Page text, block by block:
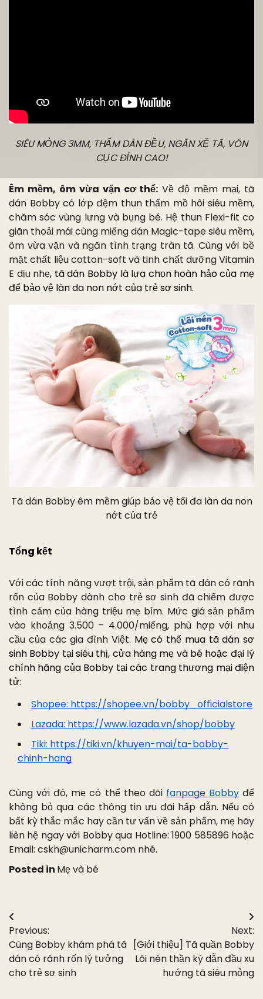
SIÊU MỎNG 3MM, THẤM DÀN ĐỀU, NGĂN XỆ TÃ, VÓN
CỤC ĐỈNH CAO!
Êm mềm, ôm vừa vặn cơ thể: Về độ mềm mại, tã
dán Bobby có lớp đệm thun thấm mồ hôi siêu mềm,
chăm sóc vùng lưng và bụng bé. Hệ thun Flexi-fit co
giãn thoải mái cùng miếng dán Magic-tape siêu mềm,
ôm vừa vặn và ngăn tình trạng tràn tã. Cùng với bề
mặt chất liệu cotton-soft và tinh chất dưỡng Vitamin
E dịu nhẹ, tã dán Bobby là lựa chọn hoàn hảo của mẹ
để bảo vệ làn da non nớt của trẻ sơ sinh.
Tã dán Bobby êm mềm giúp bảo vệ tối đa làn da non
nớt của trẻ
Tổng kết
Với các tính năng vượt trội, sản phẩm tã dán có rãnh
rốn của Bobby dành cho trẻ sơ sinh đã chiếm được
tình cảm của hàng triệu mẹ bỉm. Mức giá sản phẩm
vào khoảng 3.500 – 4.000/miếng, phù hợp với nhu
cầu của các gia đình Việt. Mẹ có thể mua tã dán sơ
sinh Bobby tại siêu thị, cửa hàng mẹ và bé hoặc đại lý
chính hãng của Bobby tại các trang thương mại điện
tử:
Shopee: https://shopee.vn/bobby_officialstore
Lazada: https://www.lazada.vn/shop/bobby
Tiki: https://tiki.vn/khuyen-mai/ta-bobby-
chinh-hang
Cùng với đó, mẹ có thể theo dõi fanpage Bobbyđể
không bỏ qua các thông tin ưu đãi hấp dẫn. Nếu có
bất kỳ thắc mắc hay cần tư vấn về sản phẩm, mẹ hãy
liên hệ ngay với Bobby qua Hotline: 1900 585896 hoặc
Email: cskh@unicharm.com nhé.
Posted in Mẹ và bé
Điều
hướng
bài
viết
Previous:
Cùng Bobby khám phá tã
dán có rãnh rốn lý tưởng
cho trẻ sơ sinh
Next:
[Giới thiệu] Tã quần Bobby
Lõi nén thần kỳ dẫn đầu xu
hướng tã siêu mỏng